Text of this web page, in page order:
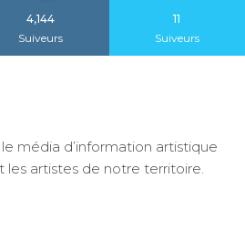
4,144
Suiveurs
11
Suiveurs
média d’information artistique
les artistes de notre territoire.